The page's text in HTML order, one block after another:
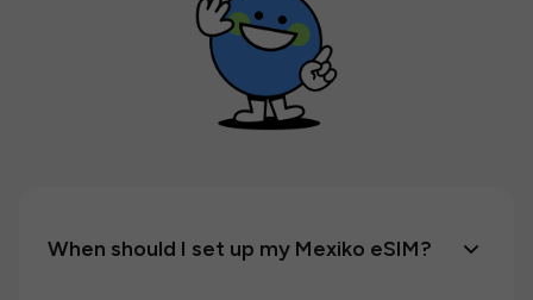
When should I set up my Mexiko eSIM?